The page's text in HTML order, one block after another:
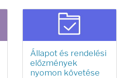
Állapot és rendelési
előzmények
nyomon követése